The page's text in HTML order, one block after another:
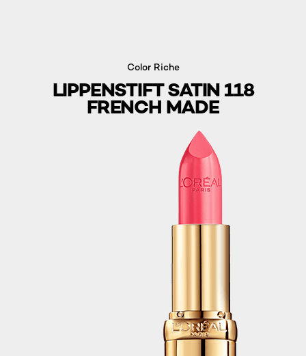
Color Riche
LIPPENSTIFT SATIN 118
FRENCH MADE